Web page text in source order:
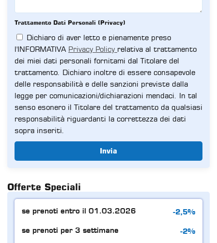
Trattamento Dati Personali (Privacy)
Dichiaro di aver letto e pienamente preso
l'INFORMATIVA Privacy Policy relativa al trattamento
dei miei dati personali fornitami dal Titolare del
trattamento. Dichiaro inoltre di essere consapevole
delle responsabilità e delle sanzioni previste dalla
legge per comunicazioni/dichiarazioni mendaci. In tal
senso esonero il Titolare del trattamento da qualsiasi
responsabilità riguardanti la correttezza dei dati
sopra inseriti.
Invia
Offerte Speciali
se prenoti entro il 01.03.2026 -2,5%
se prenoti per 3 settimane -2%